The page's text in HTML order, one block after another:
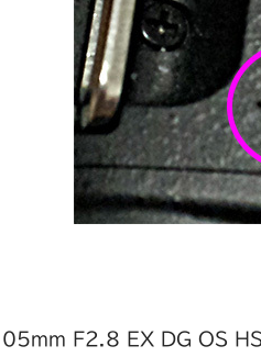
F2.8 EX DG OS